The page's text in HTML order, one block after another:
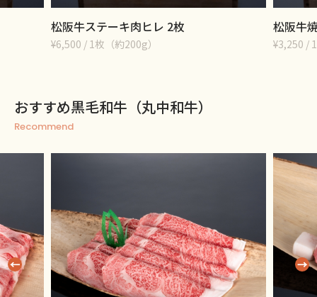
松阪牛ステーキ肉ヒレ 2枚
¥6,500 / 1枚（約200g）
松阪牛
¥3,250 /
おすすめ黒毛和牛（丸中和牛）
Recommend